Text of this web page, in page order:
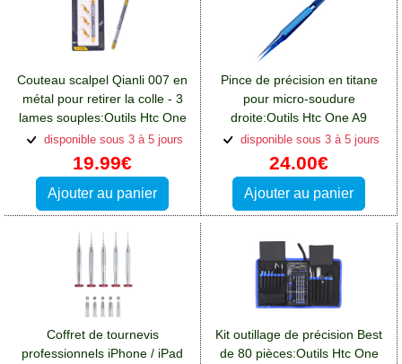
Couteau scalpel Qianli 007 en
métal pour retirer la colle - 3
lames souples:Outils Htc One
A9
disponible sous 3 à 5 jours
19.99€
Ajouter au panier
Pince de précision en titane
pour micro-soudure
droite:Outils Htc One A9
disponible sous 3 à 5 jours
24.00€
Ajouter au panier
Coffret de tournevis
professionnels iPhone / iPad
Kit outillage de précision Best
de 80 pièces:Outils Htc One